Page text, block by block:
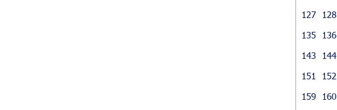
127
128
135
136
143
144
151
152
159
160